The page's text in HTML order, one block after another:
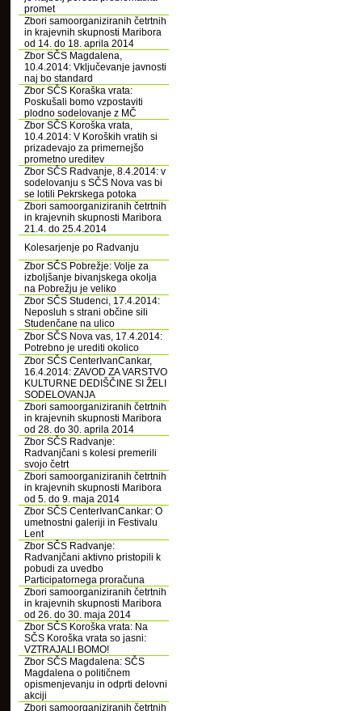
promet
Zbori samoorganiziranih četrtnih
in krajevnih skupnosti Maribora
od 14. do 18. aprila 2014
Zbor SČS Magdalena,
10.4.2014: Vključevanje javnosti
naj bo standard
Zbor SČS Koraška vrata:
Poskušali bomo vzpostaviti
plodno sodelovanje z MČ
Zbor SČS Koroška vrata,
10.4.2014: V Koroških vratih si
prizadevajo za primernejšo
prometno ureditev
Zbor SČS Radvanje, 8.4.2014: v
sodelovanju s SČS Nova vas bi
se lotili Pekrskega potoka
Zbori samoorganiziranih četrtnih
in krajevnih skupnosti Maribora
21.4. do 25.4.2014
Kolesarjenje po Radvanju
Zbor SČS Pobrežje: Volje za
izboljšanje bivanjskega okolja
na Pobrežju je veliko
Zbor SČS Studenci, 17.4.2014:
Neposluh s strani občine sili
Studenčane na ulico
Zbor SČS Nova vas, 17.4.2014:
Potrebno je urediti okolico
Zbor SČS CenterIvanCankar,
16.4.2014: ZAVOD ZA VARSTVO
KULTURNE DEDIŠČINE SI ŽELI
SODELOVANJA
Zbori samoorganiziranih četrtnih
in krajevnih skupnosti Maribora
od 28. do 30. aprila 2014
Zbor SČS Radvanje:
Radvanjčani s kolesi premerili
svojo četrt
Zbori samoorganiziranih četrtnih
in krajevnih skupnosti Maribora
od 5. do 9. maja 2014
Zbor SČS CenterIvanCankar: O
umetnostni galeriji in Festivalu
Lent
Zbor SČS Radvanje:
Radvanjčani aktivno pristopili k
pobudi za uvedbo
Participatornega proračuna
Zbori samoorganiziranih četrtnih
in krajevnih skupnosti Maribora
od 26. do 30. maja 2014
Zbor SČS Koroška vrata: Na
SČS Koroška vrata so jasni:
VZTRAJALI BOMO!
Zbor SČS Magdalena: SČS
Magdalena o političnem
opismenjevanju in odprti delovni
akciji
Zbori samoorganiziranih četrtnih